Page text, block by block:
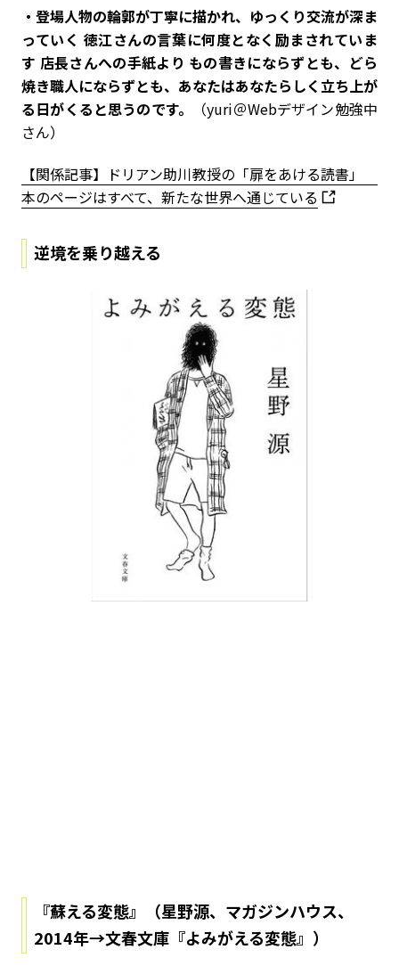
・登場人物の輪郭が丁寧に描かれ、ゆっくり交流が深ま
っていく 徳江さんの言葉に何度となく励まされていま
す 店長さんへの手紙より もの書きにならずとも、どら
焼き職人にならずとも、あなたはあなたらしく立ち上が
る日がくると思うのです。
（yuri＠Webデザイン勉強中
さん）
【関係記事】ドリアン助川教授の「扉をあける読書」
本のページはすべて、新たな世界へ通じている
逆境を乗り越える
『蘇える変態』（星野源、マガジンハウス、
2014年→文春文庫『よみがえる変態』）